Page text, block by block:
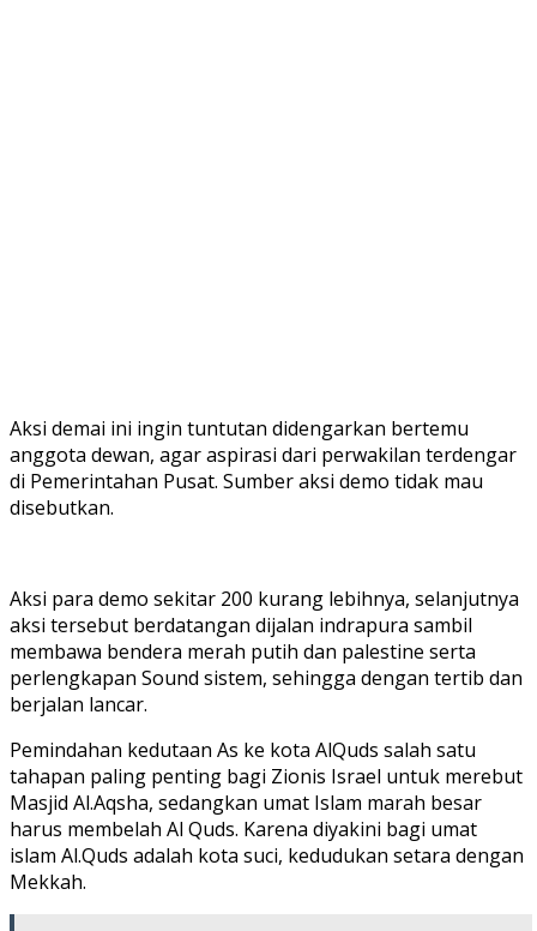
Aksi demai ini ingin tuntutan didengarkan bertemu
anggota dewan, agar aspirasi dari perwakilan terdengar
di Pemerintahan Pusat. Sumber aksi demo tidak mau
disebutkan.
Aksi para demo sekitar 200 kurang lebihnya, selanjutnya
aksi tersebut berdatangan dijalan indrapura sambil
membawa bendera merah putih dan palestine serta
perlengkapan Sound sistem, sehingga dengan tertib dan
berjalan lancar.
Pemindahan kedutaan As ke kota AlQuds salah satu
tahapan paling penting bagi Zionis Israel untuk merebut
Masjid Al.Aqsha, sedangkan umat Islam marah besar
harus membelah Al Quds. Karena diyakini bagi umat
islam Al.Quds adalah kota suci, kedudukan setara dengan
Mekkah.